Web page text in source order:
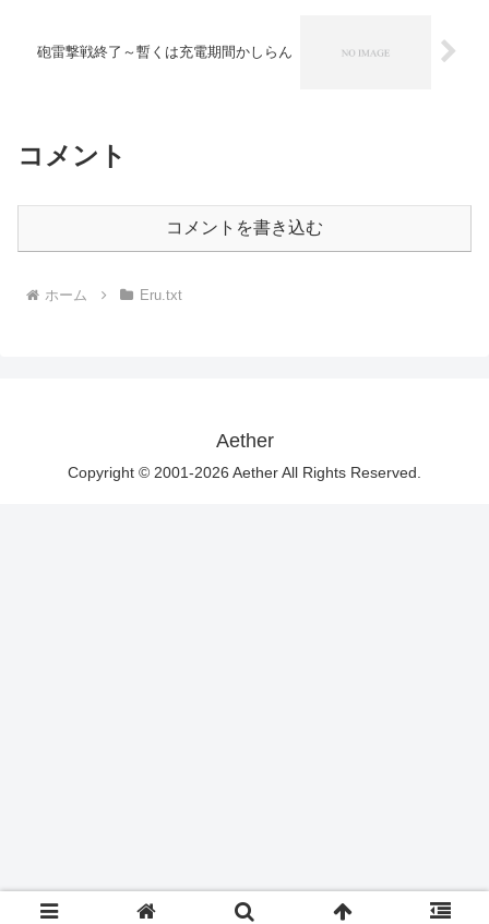
砲雷撃戦終了～暫くは充電期間かしらん
コメント
コメントを書き込む
ホーム Eru.txt
Aether
Copyright © 2001-2026 Aether All Rights Reserved.